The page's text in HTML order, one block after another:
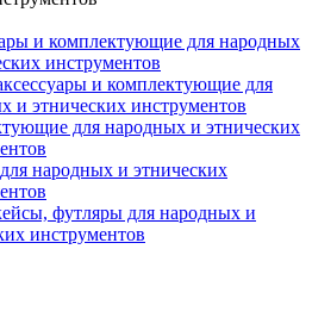
и комплектующие для народных
инструментов
и комплектующие для
и этнических инструментов
для народных и этнических
народных и этнических
футляры для народных и
инструментов